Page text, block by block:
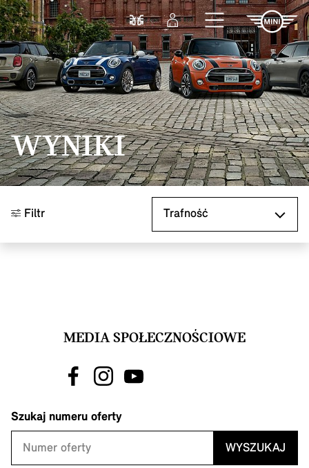
Przejdź do głównej treści
PorównajZaloguj się
WYNIKI
Filtr
MEDIA SPOŁECZNOŚCIOWE
Szukaj numeru oferty
WYSZUKAJ